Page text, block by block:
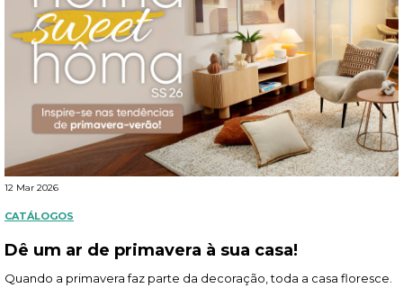
12 Mar 2026
CATÁLOGOS
Dê um ar de primavera à sua casa!
Quando a primavera faz parte da decoração, toda a casa floresce.